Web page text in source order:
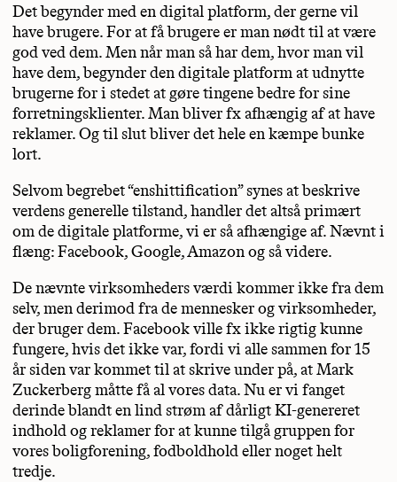
Det begynder med en digital platform, der gerne vil
have brugere. For at få brugere er man nødt til at være
god ved dem. Men når man så har dem, hvor man vil
have dem, begynder den digitale platform at udnytte
brugerne for i stedet at gøre tingene bedre for sine
forretningsklienter. Man bliver fx afhængig af at have
reklamer. Og til slut bliver det hele en kæmpe bunke
lort.
Selvom begrebet “enshittification” synes at beskrive
verdens generelle tilstand, handler det altså primært
om de digitale platforme, vi er så afhængige af. Nævnt i
flæng: Facebook, Google, Amazon og så videre.
De nævnte virksomheders værdi kommer ikke fra dem
selv, men derimod fra de mennesker og virksomheder,
der bruger dem. Facebook ville fx ikke rigtig kunne
fungere, hvis det ikke var, fordi vi alle sammen for 15
år siden var kommet til at skrive under på, at Mark
Zuckerberg måtte få al vores data. Nu er vi fanget
derinde blandt en lind strøm af dårligt KI-genereret
indhold og reklamer for at kunne tilgå gruppen for
vores boligforening, fodboldhold eller noget helt
tredje.